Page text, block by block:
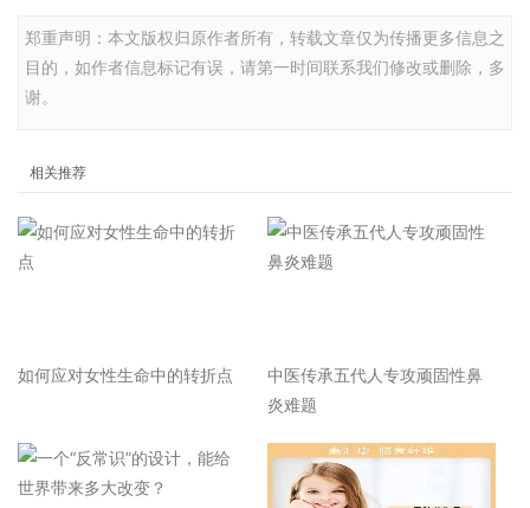
郑重声明：本文版权归原作者所有，转载文章仅为传播更多信息之
目的，如作者信息标记有误，请第一时间联系我们修改或删除，多
谢。
相关推荐
如何应对女性生命中的转折点
中医传承五代人专攻顽固性鼻
炎难题